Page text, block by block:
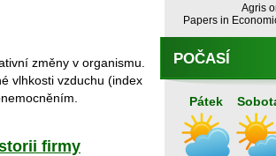
změny v organismu.
vlhkosti vzduchu (index
firmy
Agris
Papers in
POČASÍ
Pátek